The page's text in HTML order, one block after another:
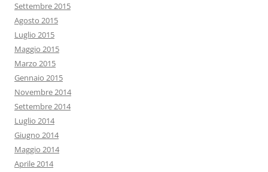
Settembre 2015
Agosto 2015
Luglio 2015
Maggio 2015
Marzo 2015
Gennaio 2015
Novembre 2014
Settembre 2014
Luglio 2014
Giugno 2014
Maggio 2014
Aprile 2014